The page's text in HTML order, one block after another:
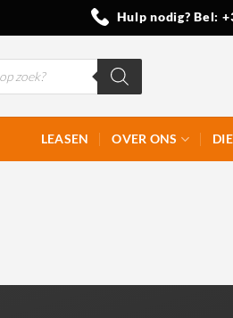
Hulp nodig? Bel:
LEASEN OVER ONS